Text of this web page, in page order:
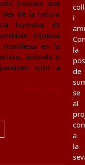
insisteix que
de la natura
humana, és
Aquesta
en la
animals o
com a
i
la
de
se
al
a
la